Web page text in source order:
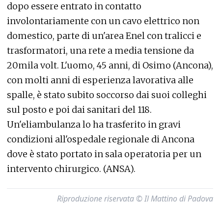
dopo essere entrato in contatto
involontariamente con un cavo elettrico non
domestico, parte di un'area Enel con tralicci e
trasformatori, una rete a media tensione da
20mila volt. L'uomo, 45 anni, di Osimo (Ancona),
con molti anni di esperienza lavorativa alle
spalle, è stato subito soccorso dai suoi colleghi
sul posto e poi dai sanitari del 118.
Un'eliambulanza lo ha trasferito in gravi
condizioni all'ospedale regionale di Ancona
dove è stato portato in sala operatoria per un
intervento chirurgico. (ANSA).
Riproduzione riservata © Il Mattino di Padova